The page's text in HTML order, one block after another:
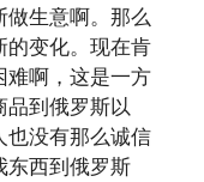
生意啊。那么
的变化。现在肯
难啊，这是一方
品到俄罗斯以
也没有那么诚信
东西到俄罗斯